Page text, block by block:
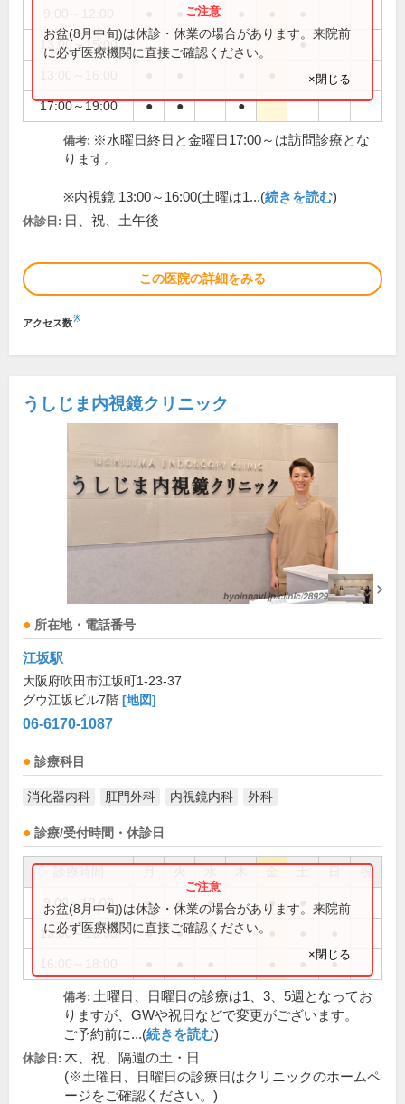
13:00～15:00 ●
17:00～19:00 ● ● ●
お盆(8月中旬)は休診・休業の場合があります。来院前
に必ず医療機関に直接ご確認ください。
×閉じる
備考: ※水曜日終日と金曜日17:00～は訪問診療とな
ります。
※内視鏡 13:00～16:00(土曜は1...(続きを読む)
休診日: 日、祝、土午後
この医院の詳細をみる
アクセス数※
うしじま内視鏡クリニック
所在地・電話番号
江坂駅
大阪府吹田市江坂町1-23-37
グウ江坂ビル7階 [地図]
06-6170-1087
診療科目
消化器内科 肛門外科 内視鏡内科 外科
診療/受付時間・休診日
祝
9:00～12:00 ● ● ● ● ●
13:00～16:00 ● ● ●
●
お盆(8月中旬)は休診・休業の場合があります。来院前
に必ず医療機関に直接ご確認ください。
×閉じる
備考: 土曜日、日曜日の診療は1、3、5週となってお
りますが、GWや祝日などで変更がございます。
ご予約前に...(続きを読む)
休診日: 木、祝、隔週の土・日
(※土曜日、日曜日の診療日はクリニックのホームペ
ージをご確認ください。)